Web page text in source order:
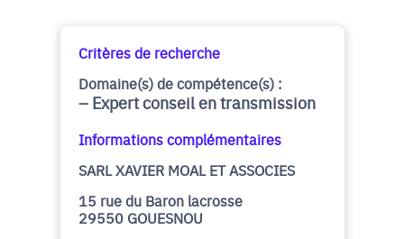
Critères de recherche
Domaine(s) de compétence(s) :
Expert conseil en transmission
Informations complémentaires
SARL XAVIER MOAL ET ASSOCIES
15 rue du Baron lacrosse
29550 GOUESNOU